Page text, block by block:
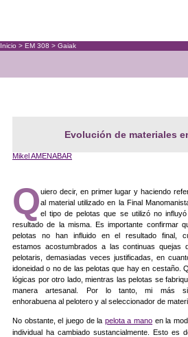
Evolución de materiales
Mikel AMENABAR
Quiero decir, en primer lugar y haciendo
al material utilizado en la Final
el tipo de pelotas que se utilizó no
resultado de la misma. Es importante confirmar
pelotas no han influido en el resultado final,
estamos acostumbrados a las continuas quejas
pelotaris, demasiadas veces justificadas, en
idoneidad o no de las pelotas que hay en cestaño.
lógicas por otro lado, mientras las pelotas se
manera artesanal. Por lo tanto, mi más
enhorabuena al pelotero y al seleccionador de
No obstante, el juego de la pelota a mano en la
individual ha cambiado sustancialmente. Esto es
Inicio > EM 308 > Gaiak